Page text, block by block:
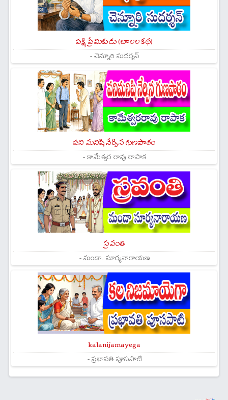
పక్షి ప్రేమికుడు (బాలల కథ)
- చెన్నూరి సుదర్శన్
పని మనిషి నేర్పిన గుణపాఠం
- కామేశ్వర రావు రాపాక
స్రవంతి
- మండా. సూర్యనారాయణ
kalanijamayega
- ప్రభావతి పూసపాటి